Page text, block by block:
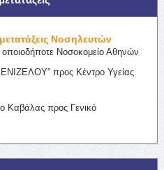
Νοσηλευτών
Νοσοκομείο Αθηνών
προς Κέντρο Υγείας
Καβάλας προς Γενικό